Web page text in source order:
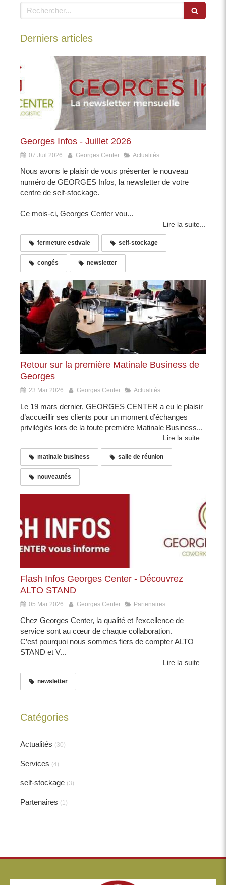
Rechercher
Derniers articles
Georges Infos - Juillet 2026
07 Juil 2026 Georges Center Actualités
Nous avons le plaisir de vous présenter le nouveau
numéro de GEORGES Infos, la newsletter de votre
centre de self-stockage.
Ce mois-ci, Georges Center vou...
Lire la suite...
fermeture estivale self-stockage
congés newsletter
Retour sur la première Matinale Business de
Georges
23 Mar 2026 Georges Center Actualités
Le 19 mars dernier, GEORGES CENTER a eu le plaisir
d’accueillir ses clients pour un moment d’échanges
privilégiés lors de la toute première Matinale Business...
Lire la suite...
matinale business salle de réunion
nouveautés
Flash Infos Georges Center - Découvrez
ALTO STAND
05 Mar 2026 Georges Center Partenaires
Chez Georges Center, la qualité et l’excellence de
service sont au cœur de chaque collaboration.
C’est pourquoi nous sommes fiers de compter ALTO
STAND et V...
Lire la suite...
newsletter
Catégories
Actualités (30)
Services (4)
self-stockage (3)
Partenaires (1)